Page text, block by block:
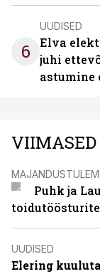
6
UUDISED
Elva
juhi
astumine
VIIMASED
Puhk ja
UUDISED
Elering